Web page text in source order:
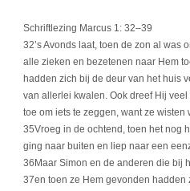
Schriftlezing Marcus 1: 32–39
32’s Avonds laat, toen de zon al was
alle zieken en bezetenen naar Hem
hadden zich bij de deur van het huis
van allerlei kwalen. Ook dreef Hij
toe om iets te zeggen, want ze wisten
35Vroeg in de ochtend, toen het nog
ging naar buiten en liep naar een
36Maar Simon en de anderen die bij
37en toen ze Hem gevonden hadden